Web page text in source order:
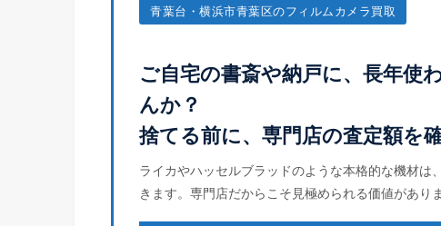
青葉台・横浜市青葉区のフィルムカメラ買取
ご自宅の書斎や納戸に、長年使
んか？
捨てる前に、専門店の査定額を
ライカやハッセルブラッドのような本格的な機材
きます。専門店だからこそ見極められる価値がありま